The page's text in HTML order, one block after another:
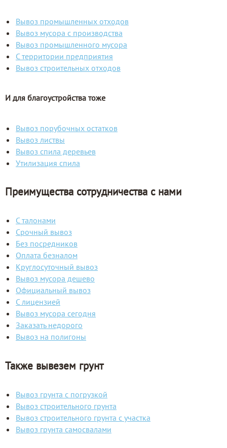
Вывоз промышленных отходов
Вывоз мусора с производства
Вывоз промышленного мусора
С территории предприятия
Вывоз строительных отходов
И для благоустройства тоже
Вывоз порубочных остатков
Вывоз листвы
Вывоз спила деревьев
Утилизация спила
Преимущества сотрудничества с нами
С талонами
Срочный вывоз
Без посредников
Оплата безналом
Круглосуточный вывоз
Вывоз мусора дешево
Официальный вывоз
С лицензией
Вывоз мусора сегодня
Заказать недорого
Вывоз на полигоны
Также вывезем грунт
Вывоз грунта с погрузкой
Вывоз строительного грунта
Вывоз строительного грунта с участка
Вывоз грунта самосвалами